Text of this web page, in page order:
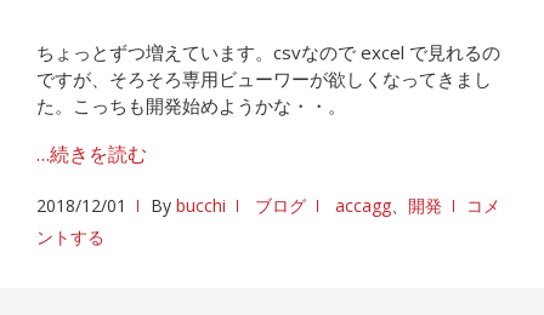
ちょっとずつ増えています。csvなので excel で見れるの
ですが、そろそろ専用ビューワーが欲しくなってきまし
た。こっちも開発始めようかな・・。
…続きを読む
2018/12/01 By bucchi ブログ accagg、 開発
コメ
ントする